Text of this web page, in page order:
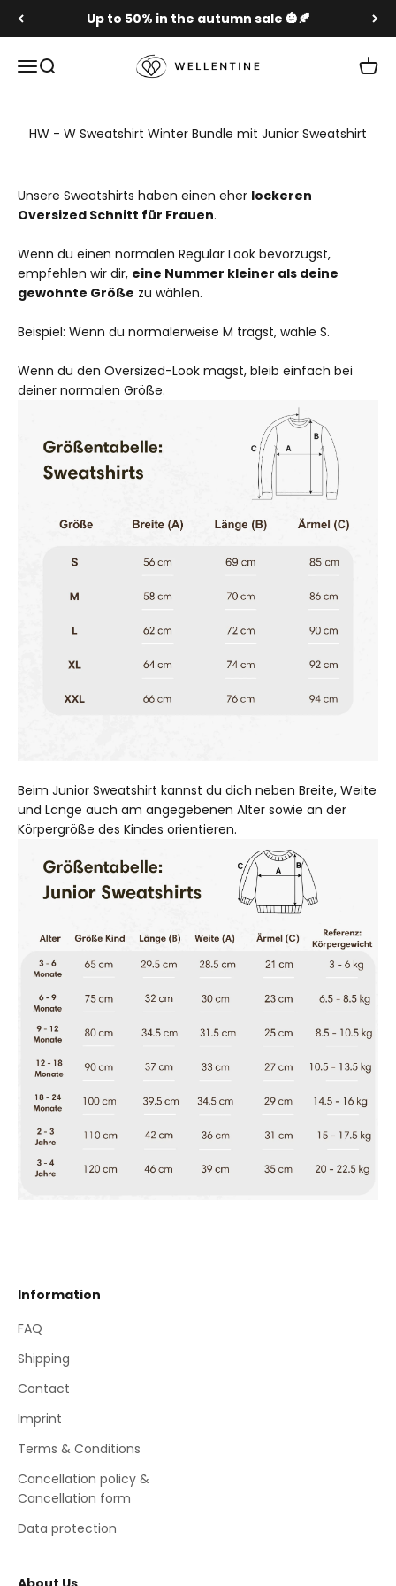
Up to 50% in the autumn sale 🎃🍂
MenuSearch Wellentine.de Cart
HW - W Sweatshirt Winter Bundle mit Junior Sweatshirt
Unsere Sweatshirts haben einen eher lockeren
Oversized Schnitt für Frauen.
Wenn du einen normalen Regular Look bevorzugst,
empfehlen wir dir, eine Nummer kleiner als deine
gewohnte Größe zu wählen.
Beispiel: Wenn du normalerweise M trägst, wähle S.
Wenn du den Oversized-Look magst, bleib einfach bei
deiner normalen Größe.
Beim Junior Sweatshirt kannst du dich neben Breite, Weite
und Länge auch am angegebenen Alter sowie an der
Körpergröße des Kindes orientieren.
Information
FAQ
Shipping
Contact
Imprint
Terms & Conditions
Cancellation policy &
Cancellation form
Data protection